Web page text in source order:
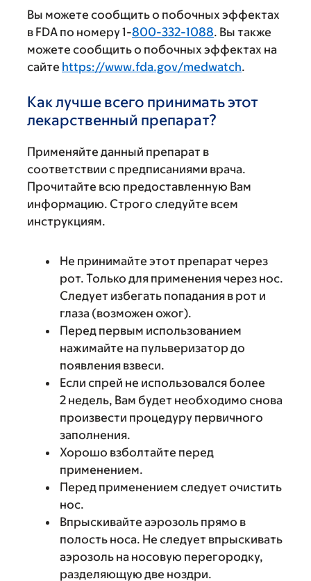
Вы можете сообщить о побочных эффектах
в FDA по номеру 1-800-332-1088. Вы также
можете сообщить о побочных эффектах на
сайте https://www.fda.gov/medwatch.
Как лучше всего принимать этот
лекарственный препарат?
Применяйте данный препарат в
соответствии с предписаниями врача.
Прочитайте всю предоставленную Вам
информацию. Строго следуйте всем
инструкциям.
Не принимайте этот препарат через
рот. Только для применения через нос.
Следует избегать попадания в рот и
глаза (возможен ожог).
Перед первым использованием
нажимайте на пульверизатор до
появления взвеси.
Если спрей не использовался более
2 недель, Вам будет необходимо снова
произвести процедуру первичного
заполнения.
Хорошо взболтайте перед
применением.
Перед применением следует очистить
нос.
Впрыскивайте аэрозоль прямо в
полость носа. Не следует впрыскивать
аэрозоль на носовую перегородку,
разделяющую две ноздри.